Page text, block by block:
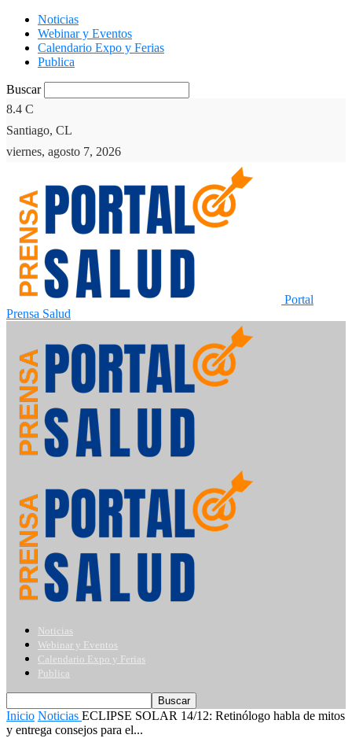
Noticias
Webinar y Eventos
Calendario Expo y Ferias
Publica
Buscar
8.4 C
Santiago, CL
viernes, agosto 7, 2026
Portal
Prensa Salud
Noticias
Webinar y Eventos
Calendario Expo y Ferias
Publica
Inicio Noticias ECLIPSE SOLAR 14/12: Retinólogo habla de mitos
y entrega consejos para el...